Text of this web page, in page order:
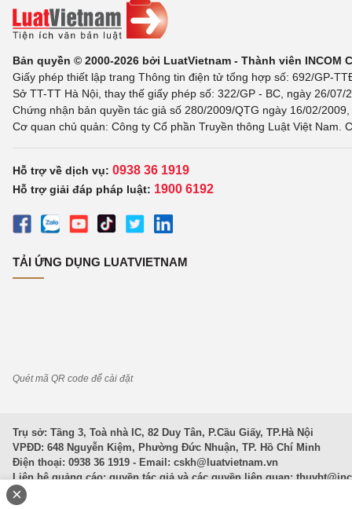
Bản quyền © 2000-2026 bởi LuatVietnam - Thành viên INCOM
Giấy phép thiết lập trang Thông tin điện tử tổng hợp số: 692/GP-
Sở TT-TT Hà Nội, thay thế giấy phép số: 322/GP - BC, ngày 26/
Chứng nhận bản quyền tác giả số 280/2009/QTG ngày 16/02/
Cơ quan chủ quản: Công ty Cổ phần Truyền thông Luật Việt Nam.
Hỗ trợ về dịch vụ: 0938 36 1919
Hỗ trợ giải đáp pháp luật: 1900 6192
TẢI ỨNG DỤNG LUATVIETNAM
Quét mã QR code để cài đặt
Trụ sở: Tầng 3, Toà nhà IC, 82 Duy Tân, P.Cầu Giấy, TP.Hà Nội
VPĐD: 648 Nguyễn Kiệm, Phường Đức Nhuận, TP. Hồ Chí Minh
Điện thoại: 0938 36 1919 - Email: cskh@luatvietnam.vn
Liên hệ quảng cáo; quyền tác giả và các quyền liên quan:
Văn Bản Pháp Luật
×